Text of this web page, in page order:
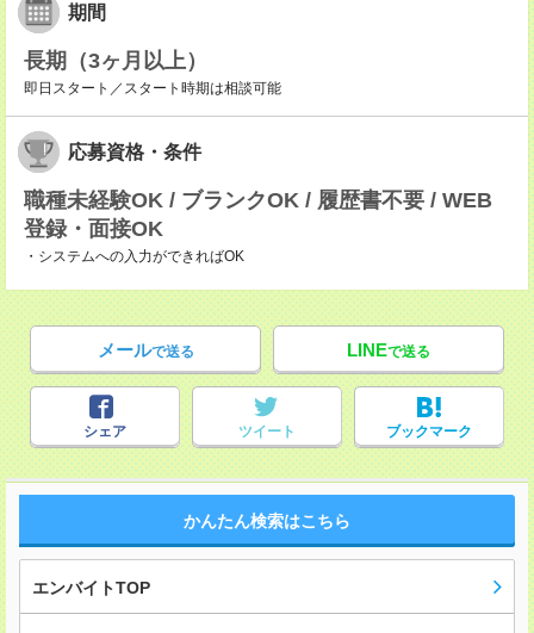
期間
長期（3ヶ月以上）
即日スタート／スタート時期は相談可能
応募資格・条件
職種未経験OK / ブランクOK / 履歴書不要 / WEB
登録・面接OK
・システムへの入力ができればOK
メールで送る LINEで送る
シェア ツイート ブックマーク
かんたん検索はこちら
エンバイトTOP